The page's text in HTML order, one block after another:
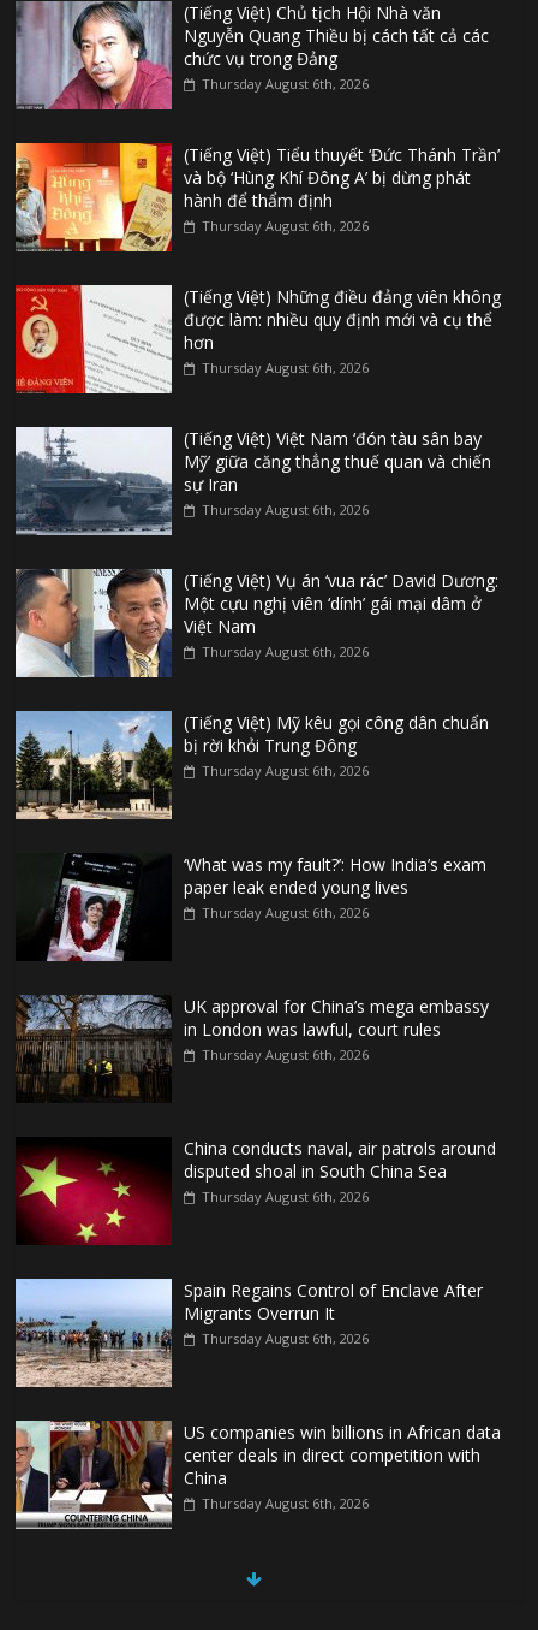
(Tiếng Việt) Chủ tịch Hội Nhà văn
Nguyễn Quang Thiều bị cách tất cả các
chức vụ trong Đảng
Thursday August 6th, 2026
(Tiếng Việt) Tiểu thuyết ‘Đức Thánh Trần’
và bộ ‘Hùng Khí Đông A’ bị dừng phát
hành để thẩm định
Thursday August 6th, 2026
(Tiếng Việt) Những điều đảng viên không
được làm: nhiều quy định mới và cụ thể
hơn
Thursday August 6th, 2026
(Tiếng Việt) Việt Nam ‘đón tàu sân bay
Mỹ’ giữa căng thẳng thuế quan và chiến
sự Iran
Thursday August 6th, 2026
(Tiếng Việt) Vụ án ‘vua rác’ David Dương:
Một cựu nghị viên ‘dính’ gái mại dâm ở
Việt Nam
Thursday August 6th, 2026
(Tiếng Việt) Mỹ kêu gọi công dân chuẩn
bị rời khỏi Trung Đông
Thursday August 6th, 2026
‘What was my fault?’: How India’s exam
paper leak ended young lives
Thursday August 6th, 2026
UK approval for China’s mega embassy
in London was lawful, court rules
Thursday August 6th, 2026
China conducts naval, air patrols around
disputed shoal in South China Sea
Thursday August 6th, 2026
Spain Regains Control of Enclave After
Migrants Overrun It
Thursday August 6th, 2026
US companies win billions in African data
center deals in direct competition with
China
Thursday August 6th, 2026
China, Russia, Iran and North Korea